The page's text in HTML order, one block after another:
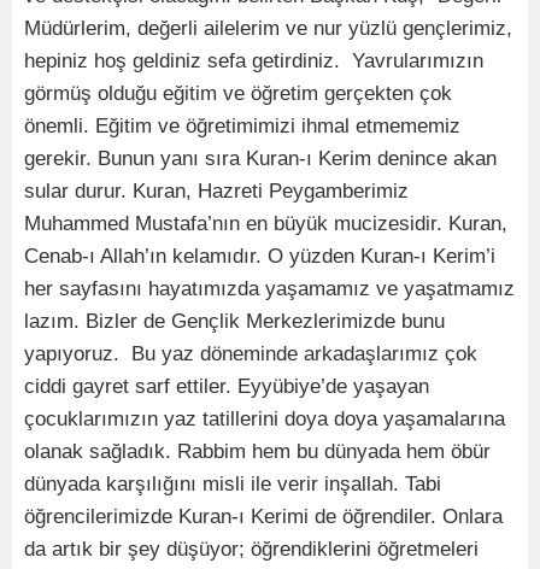
Müdürlerim, değerli ailelerim ve nur yüzlü gençlerimiz,
hepiniz hoş geldiniz sefa getirdiniz. Yavrularımızın
görmüş olduğu eğitim ve öğretim gerçekten çok
önemli. Eğitim ve öğretimimizi ihmal etmememiz
gerekir. Bunun yanı sıra Kuran-ı Kerim denince akan
sular durur. Kuran, Hazreti Peygamberimiz
Muhammed Mustafa’nın en büyük mucizesidir. Kuran,
Cenab-ı Allah’ın kelamıdır. O yüzden Kuran-ı Kerim’i
her sayfasını hayatımızda yaşamamız ve yaşatmamız
lazım. Bizler de Gençlik Merkezlerimizde bunu
yapıyoruz. Bu yaz döneminde arkadaşlarımız çok
ciddi gayret sarf ettiler. Eyyübiye’de yaşayan
çocuklarımızın yaz tatillerini doya doya yaşamalarına
olanak sağladık. Rabbim hem bu dünyada hem öbür
dünyada karşılığını misli ile verir inşallah. Tabi
öğrencilerimizde Kuran-ı Kerimi de öğrendiler. Onlara
da artık bir şey düşüyor; öğrendiklerini öğretmeleri